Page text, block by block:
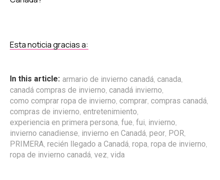
Esta noticia gracias a:
In this article: armario de invierno canadá, canada,
canadá compras de invierno, canadá invierno,
como comprar ropa de invierno, comprar, compras canadá,
compras de invierno, entretenimiento,
experiencia en primera persona, fue, fui, invierno,
invierno canadiense, invierno en Canadá, peor, POR,
PRIMERA, recién llegado a Canadá, ropa, ropa de invierno,
ropa de invierno canadá, vez, vida